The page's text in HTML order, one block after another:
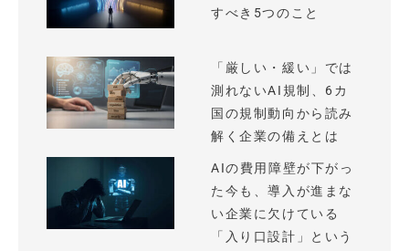
すべき5つのこと
「厳しい・緩い」では
測れないAI規制、6カ
国の規制動向から読み
解く企業の備えとは
AIの費用障壁が下がっ
た今も、導入が進まな
い企業に欠けている
「入り口設計」という